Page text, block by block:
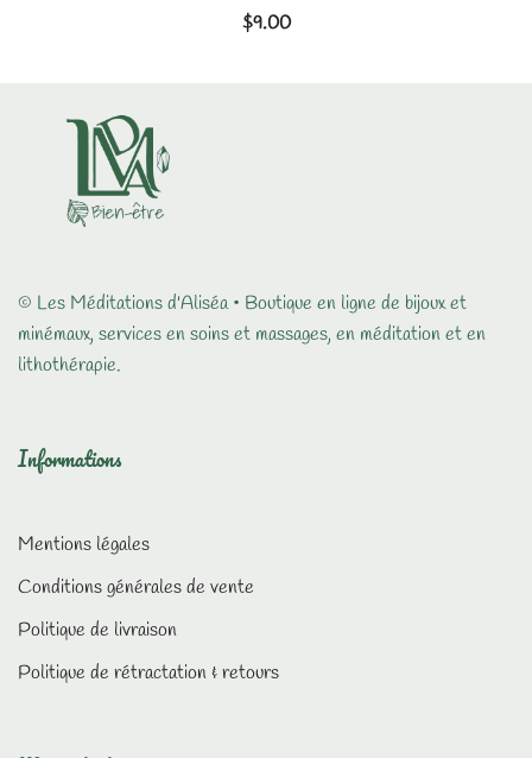
$9.00
© Les Méditations d'Aliséa • Boutique en ligne de bijoux et
minémaux, services en soins et massages, en méditation et en
lithothérapie.
Informations
Mentions légales
Conditions générales de vente
Politique de livraison
Politique de rétractation & retours